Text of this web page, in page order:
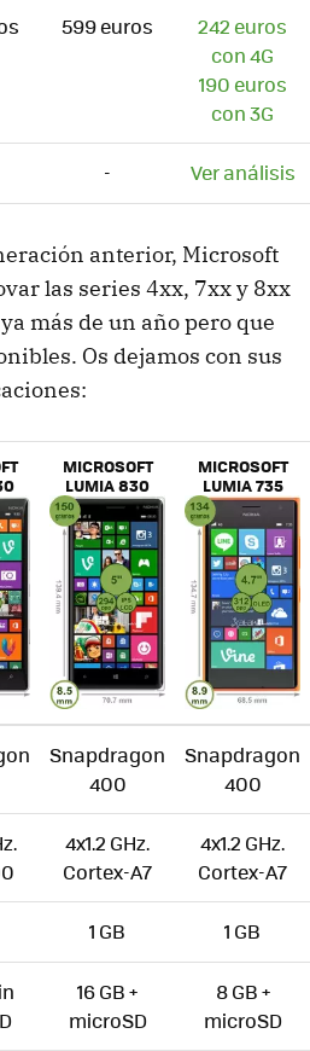
599 euros
242 euros
con 4G
190 euros
con 3G
- Ver análisis
anterior, Microsoft
las series 4xx, 7xx y 8xx
más de un año pero que
Os dejamos con sus
MICROSOFT
LUMIA 830
MICROSOFT
LUMIA 735
Snapdragon
400
Snapdragon
400
4x1.2 GHz.
Cortex-A7
4x1.2 GHz.
Cortex-A7
1 GB 1 GB
16 GB +
microSD
8 GB +
microSD